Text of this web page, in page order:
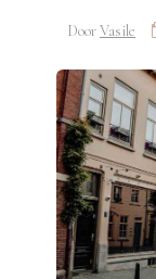
DoorVasile